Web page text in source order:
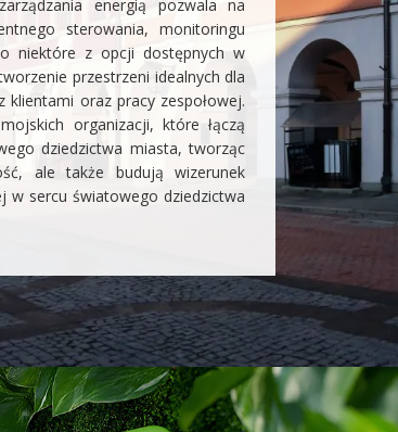
energią pozwala na
sterowania, monitoringu
niektóre z opcji dostępnych w
przestrzeni idealnych dla
oraz pracy zespołowej.
organizacji, które łączą
dziedzictwa miasta, tworząc
ale także budują wizerunek
w sercu światowego dziedzictwa